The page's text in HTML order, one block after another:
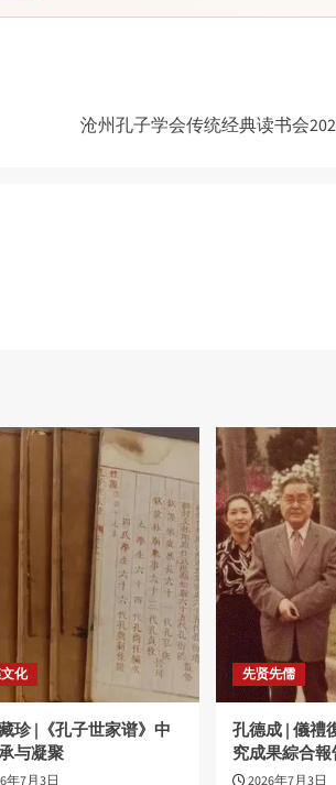
沧州孔子学会传统经典读书会
化
珍 |《孔子世家谱》中
与凝聚
先贤先儒
孔德成 | 儀禮
究成果綜合報